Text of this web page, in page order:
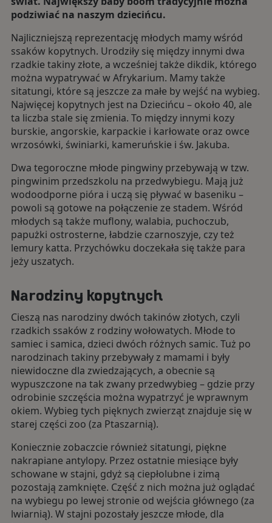
podziwiać na naszym dziecińcu.
Najliczniejszą reprezentację młodych mamy wśród
ssaków kopytnych. Urodziły się między innymi dwa
rzadkie takiny złote, a wcześniej także dikdik, którego
można wypatrywać w Afrykarium. Mamy także
sitatungi, które są jeszcze za małe by wejść na wybieg.
Najwięcej kopytnych jest na Dziecińcu – około 40, ale
ta liczba stale się zmienia. To między innymi kozy
burskie, angorskie, karpackie i karłowate oraz owce
wrzosówki, świniarki, kameruńskie i św. Jakuba.
Dwa tegoroczne młode pingwiny przebywają w tzw.
pingwinim przedszkolu na przedwybiegu. Mają już
wodoodporne pióra i uczą się pływać w baseniku –
powoli są gotowe na połączenie ze stadem. Wśród
młodych są także muflony, walabia, puchoczub,
papużki ostrosterne, łabdzie czarnoszyje, czy też
lemury katta. Przychówku doczekała się także para
jeży uszatych.
Narodziny kopytnych
Cieszą nas narodziny dwóch takinów złotych, czyli
rzadkich ssaków z rodziny wołowatych. Młode to
samiec i samica, dzieci dwóch różnych samic. Tuż po
narodzinach takiny przebywały z mamami i były
niewidoczne dla zwiedzających, a obecnie są
wypuszczone na tak zwany przedwybieg – gdzie przy
odrobinie szczęścia można wypatrzyć je wprawnym
okiem. Wybieg tych pięknych zwierząt znajduje się w
starej części zoo (za Ptaszarnią).
Koniecznie zobaczcie również sitatungi, piękne
nakrapiane antylopy. Przez ostatnie miesiące były
schowane w stajni, gdyż są ciepłolubne i zimą
pozostają zamknięte. Część z nich można już oglądać
na wybiegu po lewej stronie od wejścia głównego (za
lwiarnią). W stajni pozostały jeszcze młode, dla